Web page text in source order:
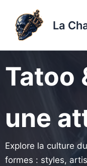
contenu
La
Tatoo
une
Explore la culture
formes : styles,